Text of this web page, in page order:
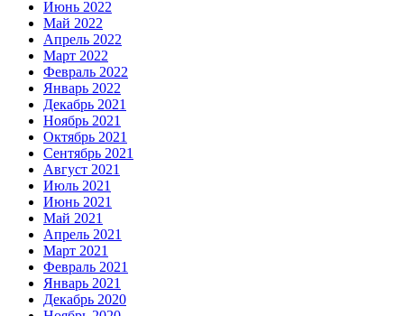
Июнь 2022
Май 2022
Апрель 2022
Март 2022
Февраль 2022
Январь 2022
Декабрь 2021
Ноябрь 2021
Октябрь 2021
Сентябрь 2021
Август 2021
Июль 2021
Июнь 2021
Май 2021
Апрель 2021
Март 2021
Февраль 2021
Январь 2021
Декабрь 2020